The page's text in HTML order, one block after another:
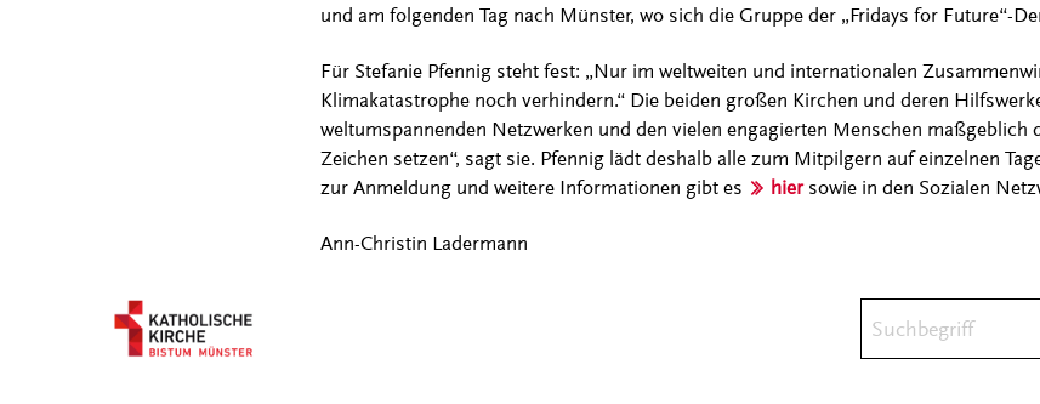
und am folgenden Tag nach Münster, wo sich die Gruppe der „Fridays for Future“-
Für Stefanie Pfennig steht fest: „Nur im weltweiten und internationalen
Klimakatastrophe noch verhindern.“ Die beiden großen Kirchen und deren
weltumspannenden Netzwerken und den vielen engagierten Menschen maßgeblich
Zeichen setzen“, sagt sie. Pfennig lädt deshalb alle zum Mitpilgern auf einzelnen
zur Anmeldung und weitere Informationen gibt es
hiersowie in den Sozialen
Ann-Christin Ladermann